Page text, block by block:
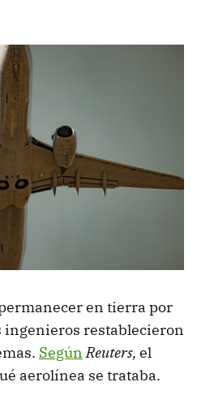
en tierra por
ingenieros restablecieron
Según Reuters, el
aerolínea se trataba.